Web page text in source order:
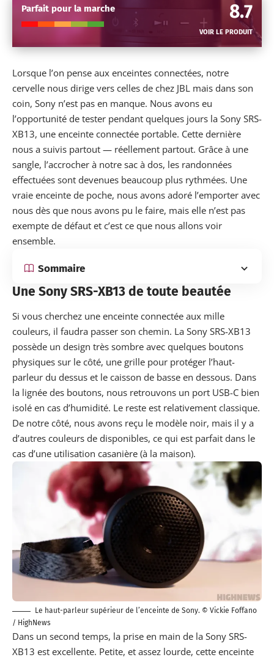
8.7
Parfait pour la marche
VOIR LE PRODUIT
Lorsque l’on pense aux enceintes connectées, notre
cervelle nous dirige vers celles de chez JBL mais dans son
coin, Sony n’est pas en manque. Nous avons eu
l’opportunité de tester pendant quelques jours la Sony SRS-
XB13, une enceinte connectée portable. Cette dernière
nous a suivis partout — réellement partout. Grâce à une
sangle, l’accrocher à notre sac à dos, les randonnées
effectuées sont devenues beaucoup plus rythmées. Une
vraie enceinte de poche, nous avons adoré l’emporter avec
nous dès que nous avons pu le faire, mais elle n’est pas
exempte de défaut et c’est ce que nous allons voir
ensemble.
Sommaire
Une Sony SRS-XB13 de toute beautée
Si vous cherchez une enceinte connectée aux mille
couleurs, il faudra passer son chemin. La Sony SRS-XB13
possède un design très sombre avec quelques boutons
physiques sur le côté, une grille pour protéger l’haut-
parleur du dessus et le caisson de basse en dessous. Dans
la lignée des boutons, nous retrouvons un port USB-C bien
isolé en cas d’humidité. Le reste est relativement classique.
De notre côté, nous avons reçu le modèle noir, mais il y a
d’autres couleurs de disponibles, ce qui est parfait dans le
cas d’une utilisation casanière (à la maison).
Le haut-parleur supérieur de l’enceinte de Sony. © Vickie Foffano
/ HighNews
Dans un second temps, la prise en main de la Sony SRS-
XB13 est excellente. Petite, et assez lourde, cette enceinte